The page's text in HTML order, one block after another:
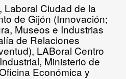
Laboral Ciudad de la
de Gijón (Innovación;
Museos e Industrias
de Relaciones
LABoral Centro
Ministerio de
Económica y